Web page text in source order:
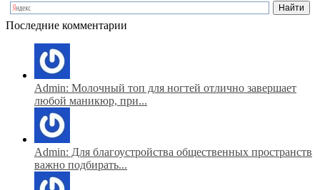
Последние комментарии
Admin: Молочный топ для ногтей отлично завершает
любой маникюр, при...
Admin: Для благоустройства общественных пространств
важно подбирать...